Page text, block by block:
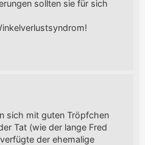
sollten sie für sich
sich mit guten Tröpfchen
Tat (wie der lange Fred
der ehemalige